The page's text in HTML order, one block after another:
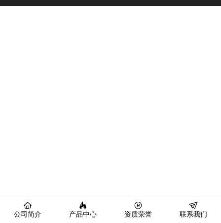
公司简介 产品中心 资质荣誉 联系我们